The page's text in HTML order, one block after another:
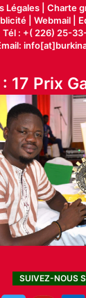
Légales | Charte
| Webmail |
Tél : +( 226) 25-
17 Prix
SUIVEZ-NOUS